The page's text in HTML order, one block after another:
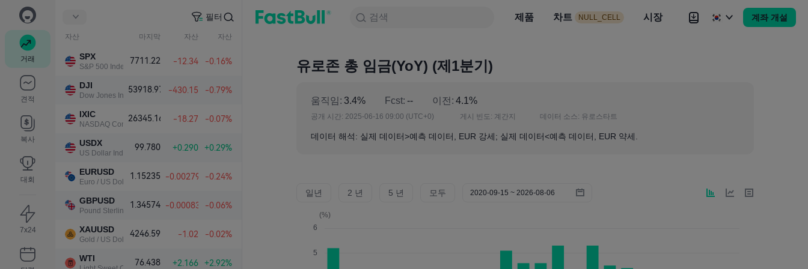
거래
견적
복사
대회
7x24
필터
자산 마지막 자산 자산
SPX
S&P 500 Index
7711.22 -12.34 -0.16%
DJI
Dow Jones Industrial Average
53918.97 -430.15 -0.79%
IXIC
NASDAQ Composite Index
26345.16 -18.27 -0.07%
USDX
US Dollar Index
99.780 +0.290 +0.29%
EURUSD
Euro / US Dollar
1.15235 -0.00279 -0.24%
GBPUSD
Pound Sterling / US Dollar
1.34574 -0.00083 -0.06%
XAUUSD
Gold / US Dollar
4246.59 -1.02 -0.02%
WTI 76.438 +2.166 +2.92%
검색 제품 차트 NULL_CELL 시장 계좌 개설
검색
NULL_CELL 시장 뉴스 전략 Brokers 더
유로존 총 임금(YoY) (제1분기)
움직임: 3.4% Fcst: -- 이전: 4.1%
공개 시간: 2025-06-16 09:00 (UTC+0) 게시 빈도: 계간지 데이터 소스: 유로스타트
데이터 해석: 실제 데이터>예측 데이터, EUR 강세; 실제 데이터<예측 데이터, EUR 약세.
일년 2 년 5 년 모두